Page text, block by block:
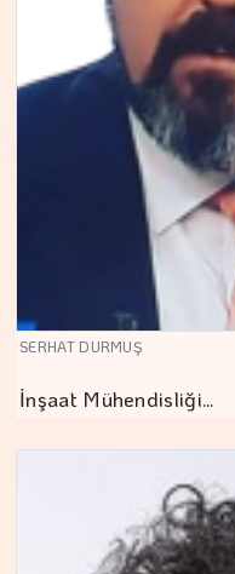
SERHAT DURMUŞ
İnşaat Mühendisliği…